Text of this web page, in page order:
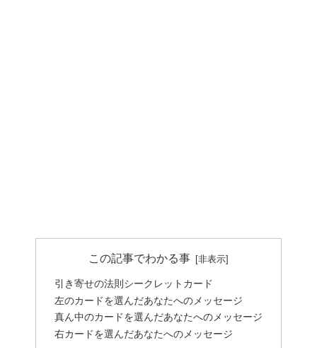
この記事でわかる事
引き寄せの法則シークレットカード
左のカードを選んだあなたへのメッセージ
真ん中のカードを選んだあなたへのメッセージ
右カードを選んだあなたへのメッセージ